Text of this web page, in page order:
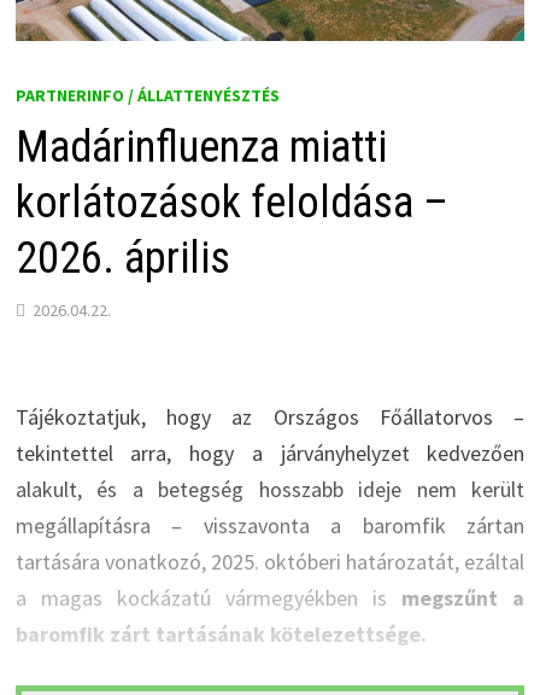
PARTNERINFO / ÁLLATTENYÉSZTÉS
Madárinfluenza miatti
korlátozások feloldása –
2026. április
2026.04.22.
Tájékoztatjuk, hogy az Országos Főállatorvos –
tekintettel arra, hogy a járványhelyzet kedvezően
alakult, és a betegség hosszabb ideje nem került
megállapításra – visszavonta a baromfik zártan
tartására vonatkozó, 2025. októberi határozatát, ezáltal
a magas kockázatú vármegyékben is megszűnt a
baromfik zárt tartásának kötelezettsége.